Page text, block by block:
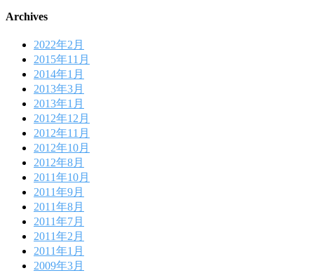
Archives
2022年2月
2015年11月
2014年1月
2013年3月
2013年1月
2012年12月
2012年11月
2012年10月
2012年8月
2011年10月
2011年9月
2011年8月
2011年7月
2011年2月
2011年1月
2009年3月